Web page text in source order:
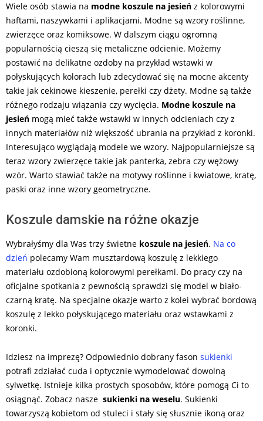
Wiele osób stawia na modne koszule na jesień z kolorowymi
haftami, naszywkami i aplikacjami. Modne są wzory roślinne,
zwierzęce oraz komiksowe. W dalszym ciągu ogromną
popularnością cieszą się metaliczne odcienie. Możemy
postawić na delikatne ozdoby na przykład wstawki w
połyskujących kolorach lub zdecydować się na mocne akcenty
takie jak cekinowe kieszenie, perełki czy dżety. Modne są także
różnego rodzaju wiązania czy wycięcia. Modne koszule na
jesień mogą mieć także wstawki w innych odcieniach czy z
innych materiałów niż większość ubrania na przykład z koronki.
Interesująco wyglądają modele we wzory. Najpopularniejsze są
teraz wzory zwierzęce takie jak panterka, zebra czy wężowy
wzór. Warto stawiać także na motywy roślinne i kwiatowe, kratę,
paski oraz inne wzory geometryczne.
Koszule damskie na różne okazje
Wybrałyśmy dla Was trzy świetne koszule na jesień. Na co
dzień polecamy Wam musztardową koszulę z lekkiego
materiału ozdobioną kolorowymi perełkami. Do pracy czy na
oficjalne spotkania z pewnością sprawdzi się model w biało-
czarną kratę. Na specjalne okazje warto z kolei wybrać bordową
koszulę z lekko połyskującego materiału oraz wstawkami z
koronki.
Idziesz na imprezę? Odpowiednio dobrany fason sukienki
potrafi zdziałać cuda i optycznie wymodelować dowolną
sylwetkę. Istnieje kilka prostych sposobów, które pomogą Ci to
osiągnąć. Zobacz nasze sukienki na weselu. Sukienki
towarzyszą kobietom od stuleci i stały się słusznie ikoną oraz